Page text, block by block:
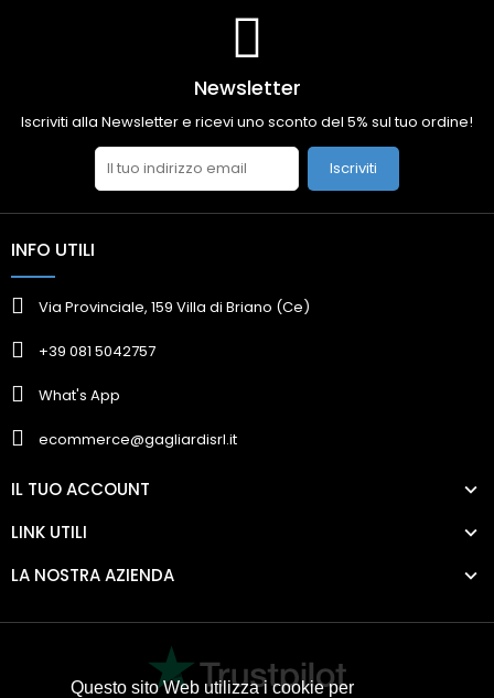
Questo sito Web utilizza i cookie per
Newsletter
Iscriviti alla Newsletter e ricevi uno sconto del 5% sul tuo ordine!
Iscriviti
INFO UTILI
Via Provinciale, 159 Villa di Briano (Ce)
+39 081 5042757
What's App
ecommerce@gagliardisrl.it
IL TUO ACCOUNT
LINK UTILI
LA NOSTRA AZIENDA